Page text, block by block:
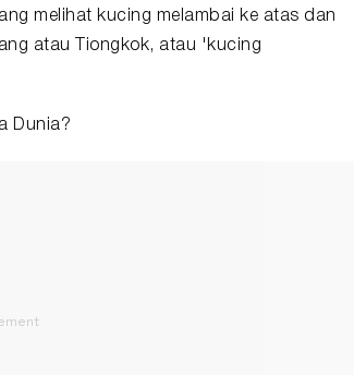
melihat kucing melambai ke atas dan
atau Tiongkok, atau 'kucing
Dunia?